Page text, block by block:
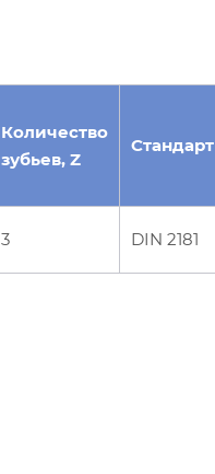
Количество
зубьев, Z
Стандарт
3 DIN 2181